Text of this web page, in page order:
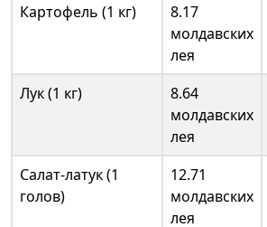
Картофель (1 кг)
8.17
молдавских
лея
Лук (1 кг)
8.64
молдавских
лея
Салат-латук (1
голов)
12.71
молдавских
лея